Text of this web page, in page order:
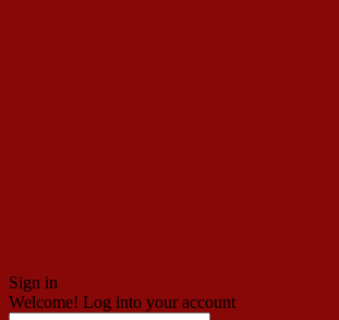
Sign in
Welcome! Log into your account